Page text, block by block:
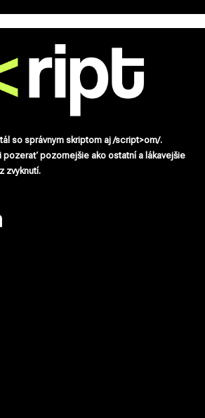
so správnym skriptom aj /script>om/.
pozerať pozornejšie ako ostatní a lákavejšie
zvyknutí.